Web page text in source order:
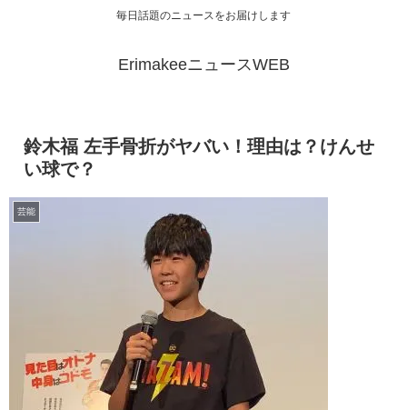
毎日話題のニュースをお届けします
ErimakeeニュースWEB
鈴木福 左手骨折がヤバい！理由は？けんせ
い球で？
芸能